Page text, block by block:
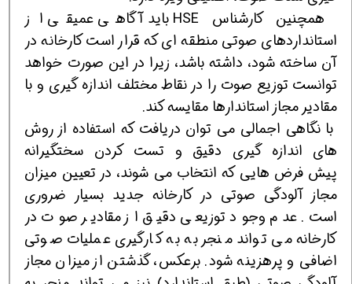
همچنین کارشناس HSE باید آگاهی عمیقی از
استانداردهای صوتی منطقه ای که قرار است کارخانه در
آن ساخته شود، داشته باشد، زیرا در این صورت خواهد
توانست توزیع صوت را در نقاط مختلف اندازه گیری و با
مقادیر مجاز استاندارها مقایسه کند.
با نگاهی اجمالی می توان دریافت که استفاده از روش
های اندازه گیری دقیق و تست کردن سختگیرانه
پیش فرض هایی که انتخاب می شوند، در تعیین میزان
مجاز آلودگی صوتی در کارخانه جدید بسیار ضروری
است. عدم وجود توزیعی دقیق از مقادیر صوت در
کارخانه می تواند منجر به به کارگیری عملیات صوتی
اضافی و پرهزینه شود. برعکس، گذشتن از میزان مجاز